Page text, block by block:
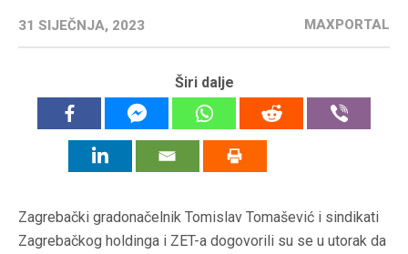
31 SIJEČNJA, 2023 MAXPORTAL
Širi dalje
Zagrebački gradonačelnik Tomislav Tomašević i sindikati
Zagrebačkog holdinga i ZET-a dogovorili su se u utorak da